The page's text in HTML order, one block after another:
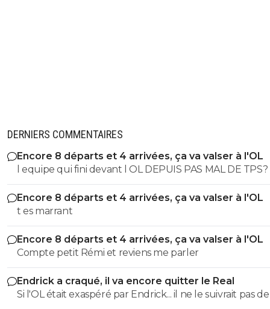
DERNIERS COMMENTAIRES
Encore 8 départs et 4 arrivées, ça va valser à l'OL
l equipe qui fini devant l OL DEPUIS PAS MAL DE TPS? lol. t
es tro malin toi
Encore 8 départs et 4 arrivées, ça va valser à l'OL
t es marrant
Encore 8 départs et 4 arrivées, ça va valser à l'OL
Compte petit Rémi et reviens me parler
Endrick a craqué, il va encore quitter le Real
Si l'OL était exaspéré par Endrick... il ne le suivrait pas